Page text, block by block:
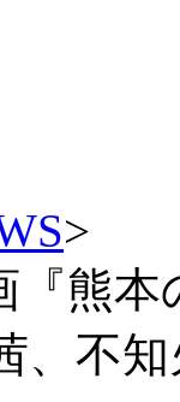
>
『熊
、不